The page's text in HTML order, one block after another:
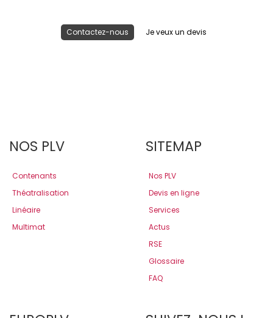
Contactez-nous Je veux un devis
NOS PLV
Contenants
Théatralisation
Linéaire
Multimat
SITEMAP
Nos PLV
Devis en ligne
Services
Actus
RSE
Glossaire
FAQ